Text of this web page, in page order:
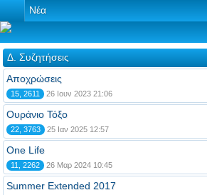
Νέα
Δ. Συζητήσεις
Αποχρώσεις
15, 2611 26 Ιουν 2023 21:06
Ουράνιο Τόξο
22, 3763 25 Ιαν 2025 12:57
One Life
11, 2262 26 Μαρ 2024 10:45
Summer Extended 2017